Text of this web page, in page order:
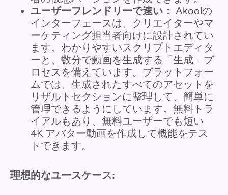
ユーザーフレンドリーで速い： Akoolの
インターフェースは、クリエイターやマ
ーケティング担当者向けに設計されてい
ます。わかりやすいスクリプトエディタ
ーと、数分で動画を生成する「生成」プ
ロセスを備えています。プラットフォー
ムでは、生成されたすべてのアセットを
リザルトセクションに整理して、簡単に
管理できるようにしています。無料トラ
イアルもあり、無料ユーザーでも短い
4K アバター動画を作成して機能をテス
トできます。
理想的なユースケース: